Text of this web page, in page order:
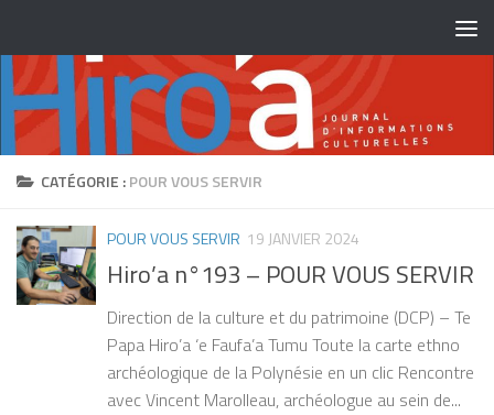
CATÉGORIE :POUR VOUS SERVIR
POUR VOUS SERVIR 19 JANVIER 2024
Hiro’a n°193 – POUR VOUS SERVIR
Direction de la culture et du patrimoine (DCP) – Te
Papa Hiro’a ‘e Faufa’a Tumu Toute la carte ethno
archéologique de la Polynésie en un clic Rencontre
avec Vincent Marolleau, archéologue au sein de...